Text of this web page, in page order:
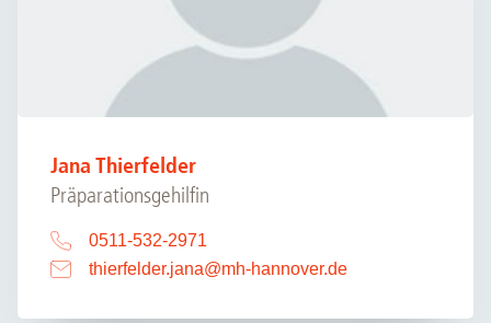
Jana Thierfelder
Präparationsgehilfin
0511-532-2971
thierfelder.jana@mh-hannover.de